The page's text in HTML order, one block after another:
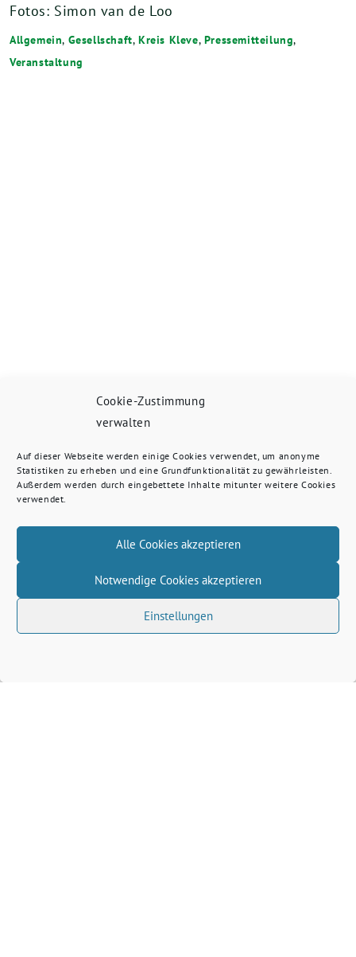
Cookie-Zustimmung
verwalten
Auf dieser Webseite werden einige Cookies verwendet, um anonyme
Statistiken zu erheben und eine Grundfunktionalität zu gewährleisten.
Außerdem werden durch eingebettete Inhalte mitunter weitere Cookies
verwendet.
Alle Cookies akzeptieren
Notwendige Cookies akzeptieren
Einstellungen
Fotos: Simon van de Loo
Allgemein, Gesellschaft,Kreis Kleve, Pressemitteilung,
Veranstaltung